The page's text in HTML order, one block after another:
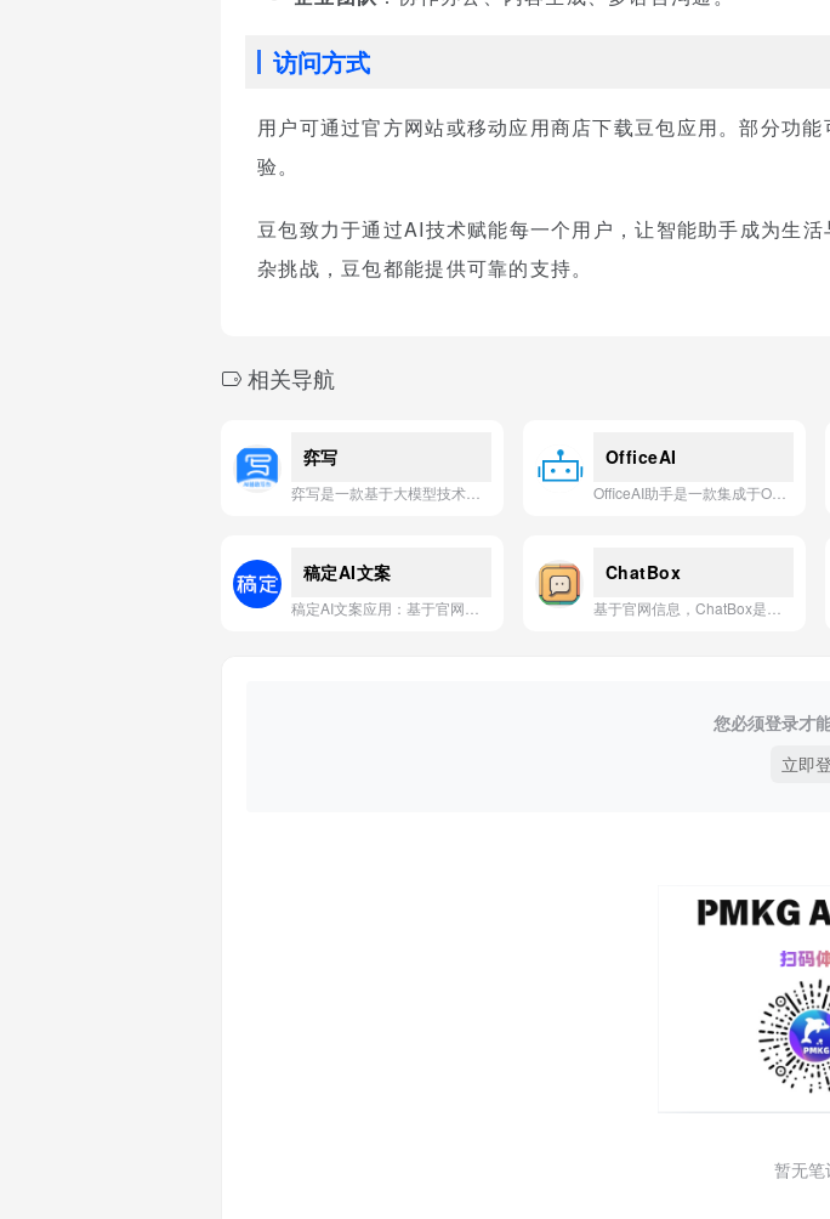
访问方式
用户可通过官方网站或移动应用商店下载豆包应用。部分功
验。
豆包致力于通过AI技术赋能每一个用户，让智能助手成为生
杂挑战，豆包都能提供可靠的支持。
相关导航
弈写 OfficeAI
稿定AI文案 ChatBox
您必须登录才
立即
暂无笔